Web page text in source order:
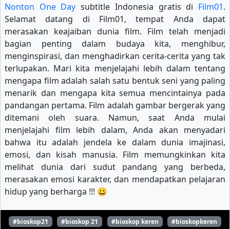
Nonton One Day subtitle Indonesia gratis di Film01.
Selamat datang di Film01, tempat Anda dapat
merasakan keajaiban dunia film. Film telah menjadi
bagian penting dalam budaya kita, menghibur,
menginspirasi, dan menghadirkan cerita-cerita yang tak
terlupakan. Mari kita menjelajahi lebih dalam tentang
mengapa film adalah salah satu bentuk seni yang paling
menarik dan mengapa kita semua mencintainya pada
pandangan pertama. Film adalah gambar bergerak yang
ditemani oleh suara. Namun, saat Anda mulai
menjelajahi film lebih dalam, Anda akan menyadari
bahwa itu adalah jendela ke dalam dunia imajinasi,
emosi, dan kisah manusia. Film memungkinkan kita
melihat dunia dari sudut pandang yang berbeda,
merasakan emosi karakter, dan mendapatkan pelajaran
hidup yang berharga !!! 😀
#bioskop21 #bioskop 21 #bioskop keren #bioskopkeren